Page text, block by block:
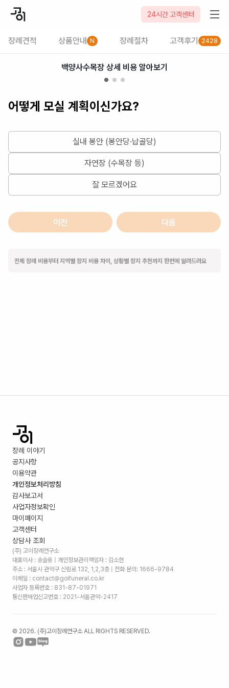
24시간 고객센터
장례견적 상품안내 N 장례절차 고객후기 2428
2026-08-06
백양사수목장 상세 비용 알아보기
어떻게 모실 계획이신가요?
실내 봉안 (봉안당·납골당)
자연장 (수목장 등)
잘 모르겠어요
이전 다음
전체 장례 비용부터 지역별 장지 비용 차이, 상황별 장지 추천까지 한번에 알려드려요
장례 이야기
공지사항
이용약관
개인정보처리방침
감사보고서
사업자정보확인
마이페이지
고객센터
상담사 조회
(주) 고이장례연구소
대표이사 : 송슬옹 | 개인정보관리책임자 : 김소현
주소 : 서울시 관악구 신림로 132, 1,2,3층 | 전화 문의: 1666-9784
이메일 : contact@goifuneral.co.kr
사업자 등록번호 : 831-87-01971
통신판매업신고번호 : 2021-서울관악-2417
© 2026. (주)고이장례연구소 ALL RIGHTS RESERVED.